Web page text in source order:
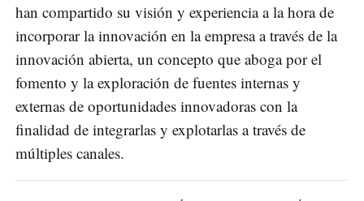
han compartido su visión y experiencia a la hora de
incorporar la innovación en la empresa a través de la
innovación abierta, un concepto que aboga por el
fomento y la exploración de fuentes internas y
externas de oportunidades innovadoras con la
finalidad de integrarlas y explotarlas a través de
múltiples canales.